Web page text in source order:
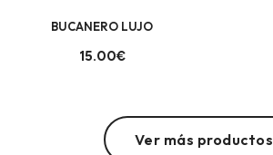
BUCANERO LUJO
15.00€
Ver más productos